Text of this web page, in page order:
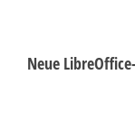
Neue